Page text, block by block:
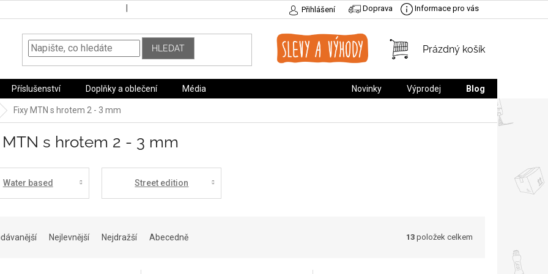
Přihlášení Doprava Informace pro vás
HLEDAT
NÁKUPNÍ
Prázdný košík
Příslušenství Doplňky a oblečení Média Novinky Výprodej Blog
Fixy MTN s hrotem 2 - 3 mm
MTN s hrotem 2 - 3 mm
Water based Street edition
Nejlevnější Nejdražší Abecedně 13 položek celkem